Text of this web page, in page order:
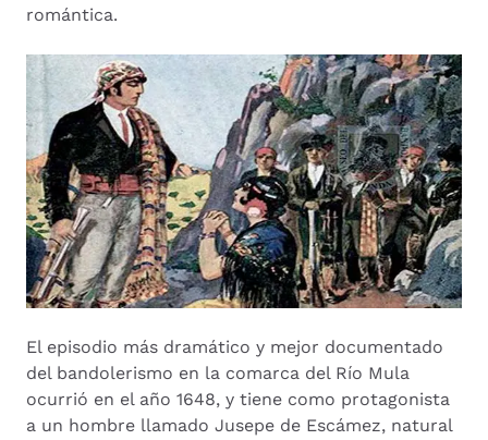
romántica.
El episodio más dramático y mejor documentado
del bandolerismo en la comarca del Río Mula
ocurrió en el año 1648, y tiene como protagonista
a un hombre llamado Jusepe de Escámez, natural